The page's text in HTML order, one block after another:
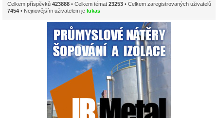
Celkem příspěvků 423888 • Celkem témat 23253 • Celkem zaregistrovaných uživatelů
7454 • Nejnovějším uživatelem je lukas